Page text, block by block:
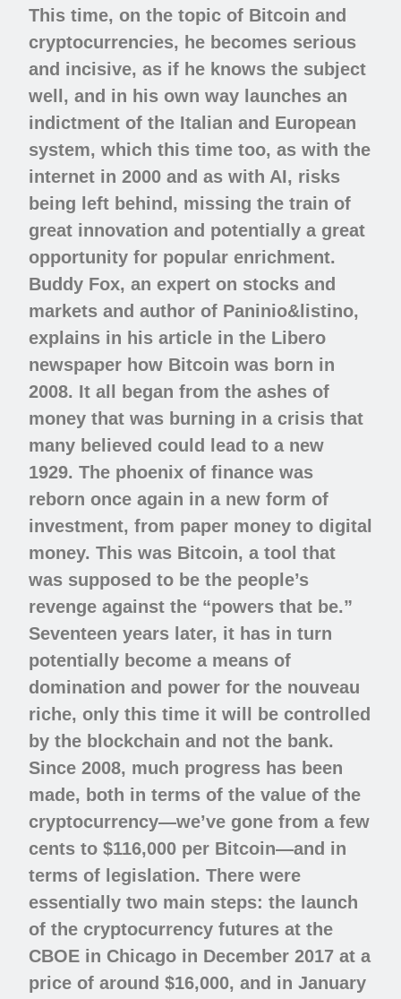
This time, on the topic of Bitcoin and
cryptocurrencies, he becomes serious
and incisive, as if he knows the subject
well, and in his own way launches an
indictment of the Italian and European
system, which this time too, as with the
internet in 2000 and as with AI, risks
being left behind, missing the train of
great innovation and potentially a great
opportunity for popular enrichment.
Buddy Fox, an expert on stocks and
markets and author of Paninio&listino,
explains in his article in the Libero
newspaper how Bitcoin was born in
2008. It all began from the ashes of
money that was burning in a crisis that
many believed could lead to a new
1929. The phoenix of finance was
reborn once again in a new form of
investment, from paper money to digital
money. This was Bitcoin, a tool that
was supposed to be the people’s
revenge against the “powers that be.”
Seventeen years later, it has in turn
potentially become a means of
domination and power for the nouveau
riche, only this time it will be controlled
by the blockchain and not the bank.
Since 2008, much progress has been
made, both in terms of the value of the
cryptocurrency—we’ve gone from a few
cents to $116,000 per Bitcoin—and in
terms of legislation. There were
essentially two main steps: the launch
of the cryptocurrency futures at the
CBOE in Chicago in December 2017 at a
price of around $16,000, and in January